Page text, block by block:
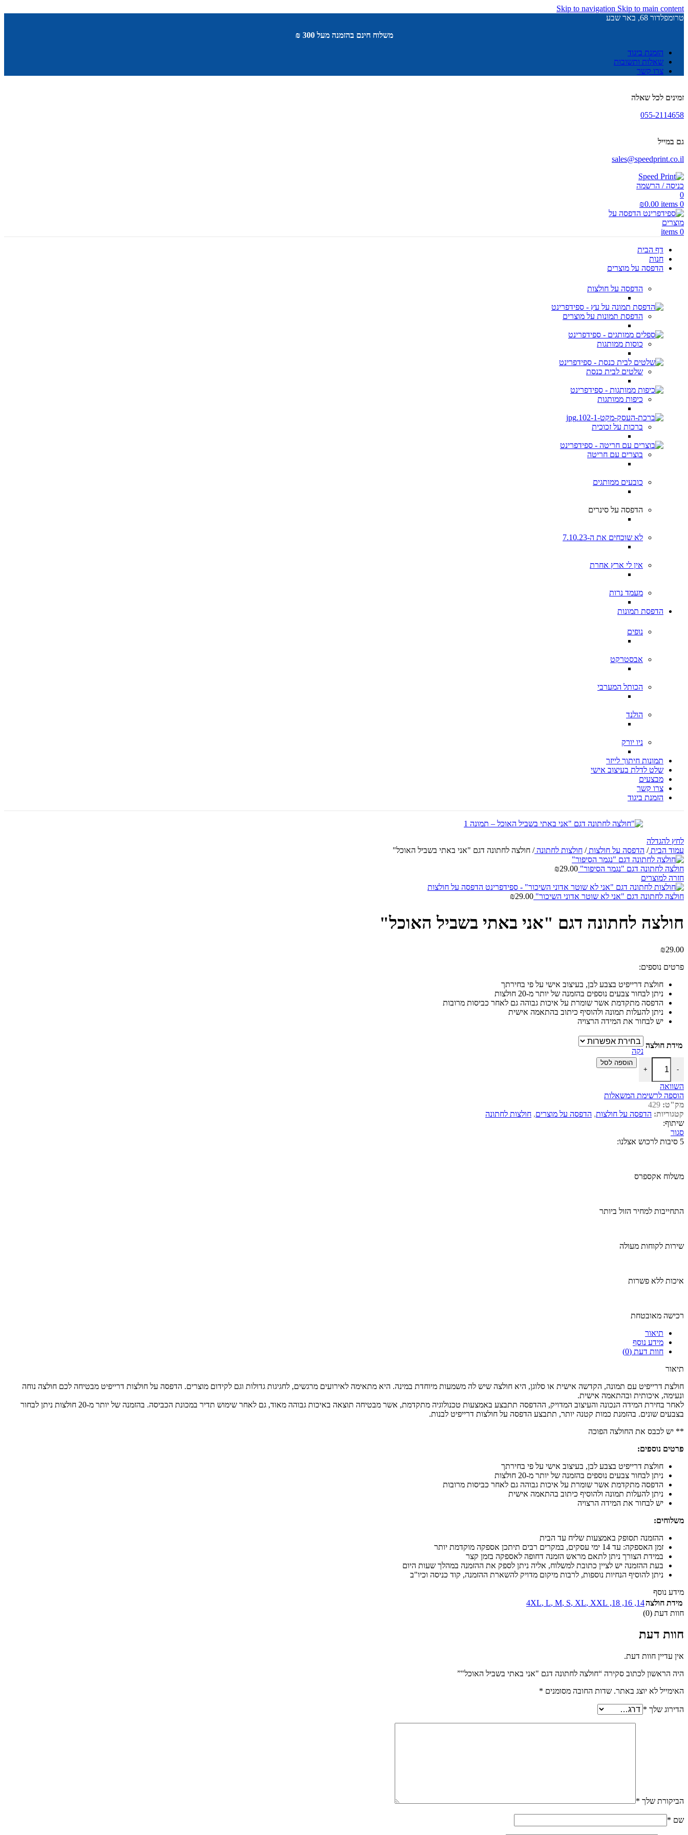
Skip to navigation Skip to main content
טרומפלדור 68, באר שבע
משלוח חינם בהזמנה מעל 300 ₪
הזמנת ביגוד
שאלות ותשובות
צרו קשר
זמינים לכל שאלה
055-2114658
גם במייל
sales@speedprint.co.il
כניסה / הרשמה
0
0
items
₪0.00
0
items
דף הבית
חנות
הדפסה על מוצרים
הדפסה על חולצות
הדפסת תמונות על מוצרים
כוסות ממותגות
שלטים לבית כנסת
כיפות ממותגות
ברכות על זכוכית
בוצרים עם חריטה
כובעים ממותגים
הדפסה על סינרים
לא שוכחים את ה-7.10.23
אין לי ארץ אחרת
מעמד נרות
הדפסת תמונות
נופים
אבסטרקט
הכותל המערבי
הולנד
ניו יורק
תמונות חיתוך לייזר
שלט לדלת בעיצוב אישי
מבצעים
צרו קשר
הזמנת ביגוד
לחץ להגדלה
עמוד הבית/ הדפסה על חולצות/ חולצות לחתונה/ חולצה לחתונה דגם "אני באתי בשביל האוכל"
חולצה לחתונה דגם "נגמר הסיפור" ₪29.00
חזרה למוצרים
חולצה לחתונה דגם "אני לא שוטר אדוני השיכור" ₪29.00
חולצה לחתונה דגם "אני באתי בשביל האוכל"
₪29.00
פרטים נוספים:
חולצת דרייפיט בצבע לבן, בעיצוב אישי על פי בחירתך
ניתן לבחור צבעים נוספים בהזמנה של יותר מ-20 חולצות
הדפסה מתקדמת אשר שומרת על איכות גבוהה גם לאחר כביסות מרובות
ניתן להעלות תמונה ולהוסיף כיתוב בהתאמה אישית
יש לבחור את המידה הרצויה
מידת חולצה
נקה
-
כמות של חולצה לחתונה דגם "אני באתי בשביל האוכל"
+
הוספה לסל
השוואה
הוספה לרשימת המשאלות
מק"ט: 429
קטגוריות: הדפסה על חולצות, הדפסה על מוצרים, חולצות לחתונה
שיתוף:
סגור
5 סיבות לרכוש אצלנו:
משלוח אקספרס
התחייבות למחיר הזול ביותר
שירות לקוחות מעולה
איכות ללא פשרות
רכישה מאובטחת
תיאור
מידע נוסף
חוות דעת (0)
תיאור
חולצת דרייפיט עם תמונה, הקדשה אישית או סלוגן, היא חולצה שיש לה משמעות מיוחדת במינה. היא מתאימה לאירועים מרגשים, לחגיגות גדולות וגם לקידום מוצרים. הדפסה על חולצות דרייפיט מבטיחה לכם חולצה נוחה
ונעימה, איכותית ובהתאמה אישית.
לאחר בחירת המידה הנכונה והעיצוב המדויק, ההדפסה תתבצע באמצעות טכנולוגיה מתקדמת, אשר מבטיחה תוצאה באיכות גבוהה מאוד, גם לאחר שימוש תדיר במכונת הכביסה. בהזמנה של יותר מ-20 חולצות ניתן לבחור
בצבעים שונים. בהזמנת כמות קטנה יותר, תתבצע הדפסה על חולצות דרייפיט לבנות.
** יש לכבס את החולצה הפוכה
פרטים נוספים:
חולצת דרייפיט בצבע לבן, בעיצוב אישי על פי בחירתך
ניתן לבחור צבעים נוספים בהזמנה של יותר מ-20 חולצות
הדפסה מתקדמת אשר שומרת על איכות גבוהה גם לאחר כביסות מרובות
ניתן להעלות תמונה ולהוסיף כיתוב בהתאמה אישית
יש לבחור את המידה הרצויה
משלוחים:
ההזמנה תסופק באמצעות שליח עד הבית
זמן האספקה: עד 14 ימי עסקים, במקרים רבים תיתכן אספקה מוקדמת יותר
במידת הצורך ניתן לתאם מראש הזמנה דחופה לאספקה בזמן קצר
בעת ההזמנה יש לציין כתובת למשלוח, אליה ניתן לספק את ההזמנה במהלך שעות היום
ניתן להוסיף הנחיות נוספות, לרבות מיקום מדויק להשארת ההזמנה, קוד כניסה וכיו"ב
מידע נוסף
מידת חולצה14
,
16
,
18
,
4XL, L, M, S, XL, XXL
חוות דעת (0)
חוות דעת
אין עדיין חוות דעת.
היה הראשון לכתוב סקירה “חולצה לחתונה דגם "אני באתי בשביל האוכל"”
האימייל לא יוצג באתר. שדות החובה מסומנים *
הדירוג שלך *
הביקורת שלך *
שם *